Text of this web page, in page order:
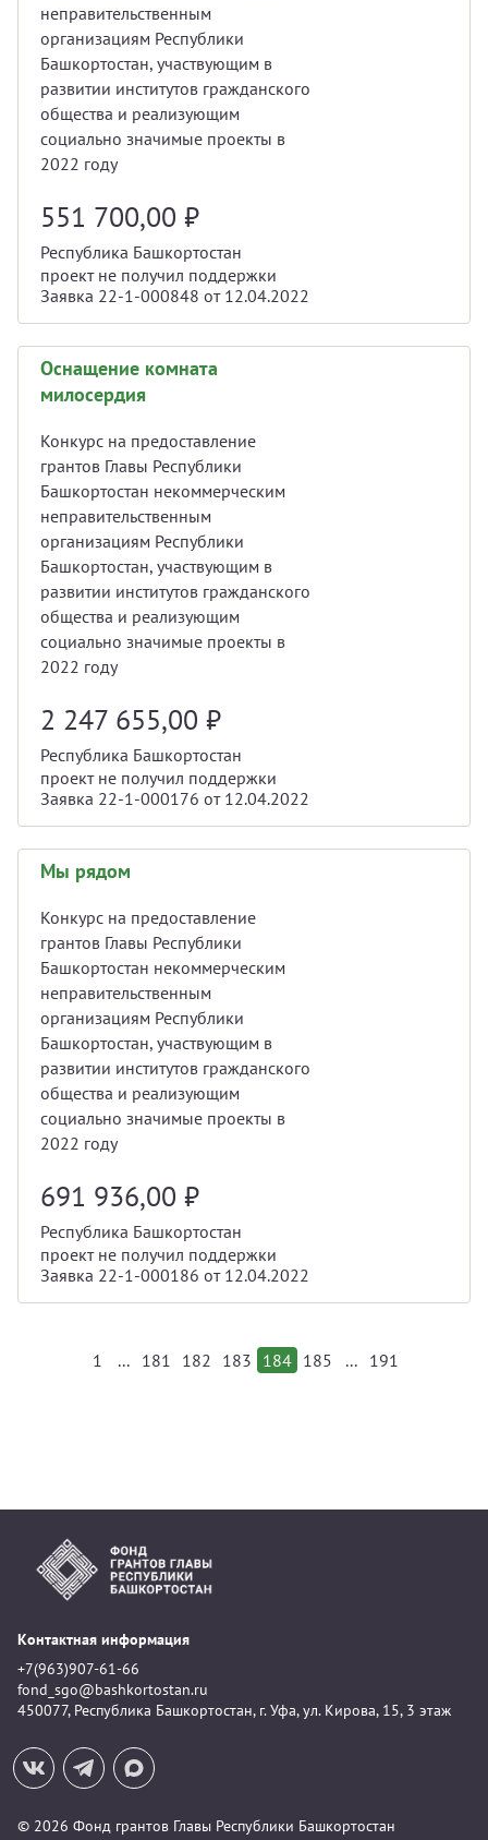
неправительственным
организациям Республики
Башкортостан, участвующим в
развитии институтов гражданского
общества и реализующим
социально значимые проекты в
2022 году
551 700,00 ₽
Республика Башкортостан
проект не получил поддержки
Заявка 22-1-000848 от 12.04.2022
Оснащение комната
милосердия
Конкурс на предоставление
грантов Главы Республики
Башкортостан некоммерческим
неправительственным
организациям Республики
Башкортостан, участвующим в
развитии институтов гражданского
общества и реализующим
социально значимые проекты в
2022 году
2 247 655,00 ₽
Республика Башкортостан
проект не получил поддержки
Заявка 22-1-000176 от 12.04.2022
Мы рядом
Конкурс на предоставление
грантов Главы Республики
Башкортостан некоммерческим
неправительственным
организациям Республики
Башкортостан, участвующим в
развитии институтов гражданского
общества и реализующим
социально значимые проекты в
2022 году
691 936,00 ₽
Республика Башкортостан
проект не получил поддержки
Заявка 22-1-000186 от 12.04.2022
1 ... 181 182 183 184 185 ... 191
Контактная информация
+7(963)907-61-66
fond_sgo@bashkortostan.ru
450077, Республика Башкортостан, г. Уфа, ул. Кирова, 15, 3 этаж
© 2026 Фонд грантов Главы Республики Башкортостан